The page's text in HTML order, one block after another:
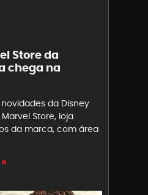
Store da
chega na
da Disney
Store, loja
da marca, com área